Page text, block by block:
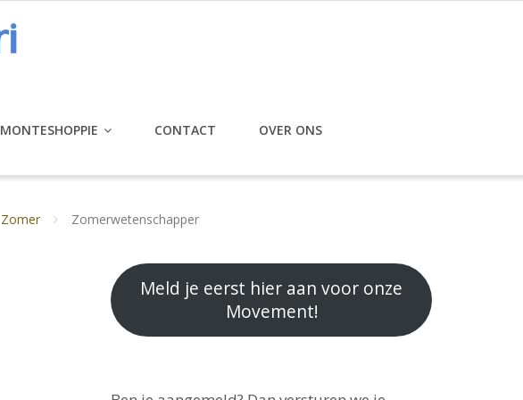
MONTESHOPPIE CONTACT OVER ONS
Zomer Zomerwetenschapper
Meld je eerst hier aan voor onze
Movement!